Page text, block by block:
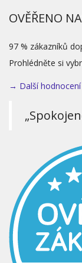
OVĚŘENO
97 % zákazníků
Prohlédněte si
→ Další hodnocení